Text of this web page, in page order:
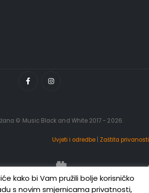
© Music Black and White 2017 - 2026.
Uvjeti i odredbe Zaštita privanosti
kako bi Vam pružili bolje korisničko
s novim smjernicama privatnosti,